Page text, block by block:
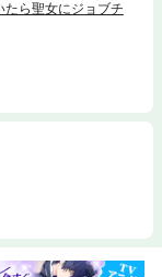
たら聖女にジョブチ